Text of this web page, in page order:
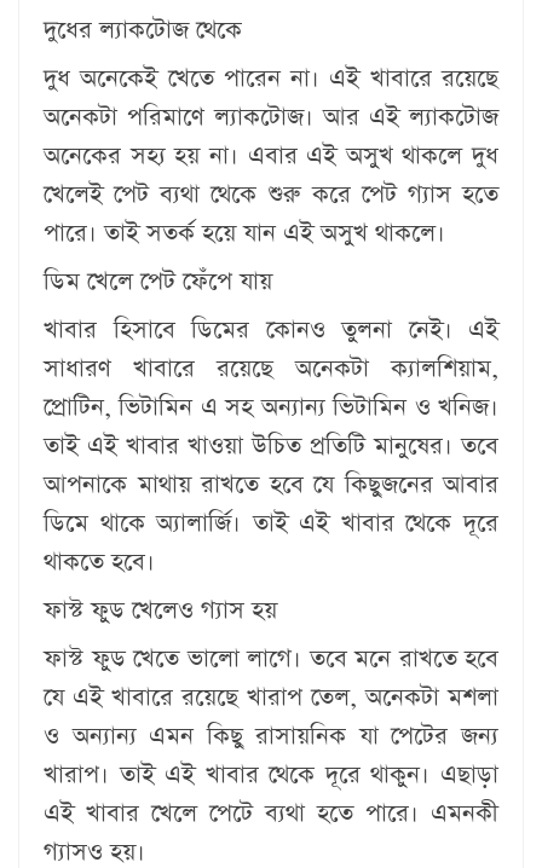
​দুধের ল্যাকটোজ থেকে
দুধ অনেকেই খেতে পারেন না। এই খাবারে রয়েছে
অনেকটা পরিমাণে ল্যাকটোজ। আর এই ল্যাকটোজ
অনেকের সহ্য হয় না। এবার এই অসুখ থাকলে দুধ
খেলেই পেট ব্যথা থেকে শুরু করে পেট গ্যাস হতে
পারে। তাই সতর্ক হয়ে যান এই অসুখ থাকলে।
​ডিম খেলে পেট ফেঁপে যায়
খাবার হিসাবে ডিমের কোনও তুলনা নেই। এই
সাধারণ খাবারে রয়েছে অনেকটা ক্যালশিয়াম,
প্রোটিন, ভিটামিন এ সহ অন্যান্য ভিটামিন ও খনিজ।
তাই এই খাবার খাওয়া উচিত প্রতিটি মানুষের। তবে
আপনাকে মাথায় রাখতে হবে যে কিছুজনের আবার
ডিমে থাকে অ্যালার্জি। তাই এই খাবার থেকে দূরে
থাকতে হবে।
​ফাস্ট ফুড খেলেও গ্যাস হয়
ফাস্ট ফুড খেতে ভালো লাগে। তবে মনে রাখতে হবে
যে এই খাবারে রয়েছে খারাপ তেল, অনেকটা মশলা
ও অন্যান্য এমন কিছু রাসায়নিক যা পেটের জন্য
খারাপ। তাই এই খাবার থেকে দূরে থাকুন। এছাড়া
এই খাবার খেলে পেটে ব্যথা হতে পারে। এমনকী
গ্যাসও হয়।